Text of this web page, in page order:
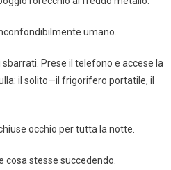
umano.
Prese il telefono e accese la
il solito—il frigorifero portatile, il
occhio per tutta la notte.
cosa stesse succedendo.